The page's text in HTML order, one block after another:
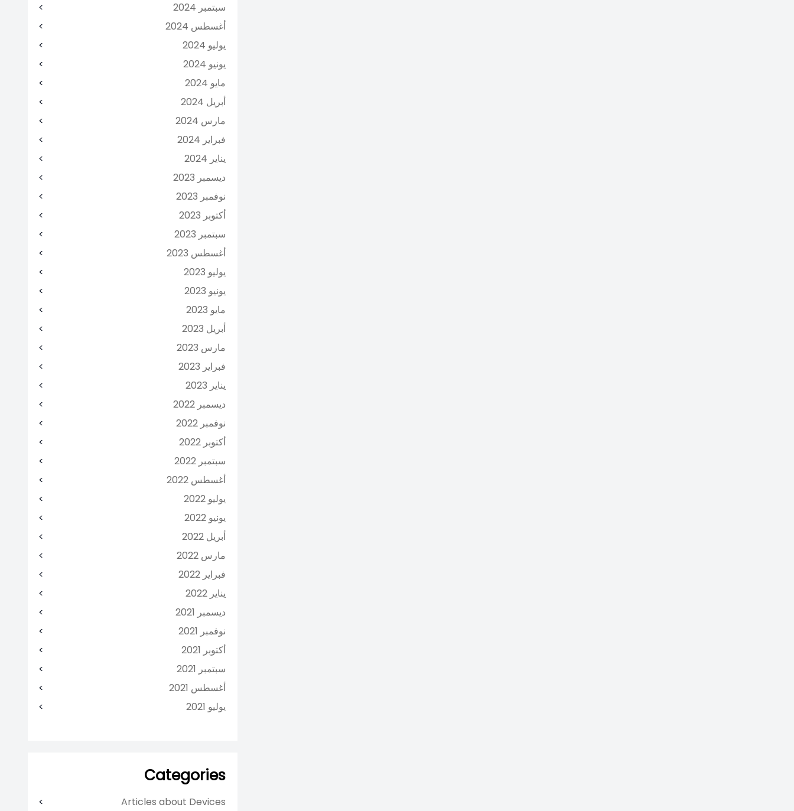
سبتمبر 2024
أغسطس 2024
يوليو 2024
يونيو 2024
مايو 2024
أبريل 2024
مارس 2024
فبراير 2024
يناير 2024
ديسمبر 2023
نوفمبر 2023
أكتوبر 2023
سبتمبر 2023
أغسطس 2023
يوليو 2023
يونيو 2023
مايو 2023
أبريل 2023
مارس 2023
فبراير 2023
يناير 2023
ديسمبر 2022
نوفمبر 2022
أكتوبر 2022
سبتمبر 2022
أغسطس 2022
يوليو 2022
يونيو 2022
أبريل 2022
مارس 2022
فبراير 2022
يناير 2022
ديسمبر 2021
نوفمبر 2021
أكتوبر 2021
سبتمبر 2021
أغسطس 2021
يوليو 2021
Categories
Articles about Devices